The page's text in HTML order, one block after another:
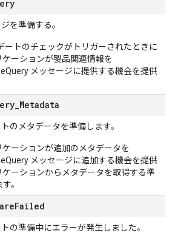
を準備する。
ートのチェックがトリガーされたときに
ーションが製品関連情報を
メッセージに提供する機会を提供
Metadata
のメタデータを準備します。
ーションが追加のメタデータを
メッセージに追加する機会を提供
ケーションからメタデータを取得する準
。
Failed
の準備中にエラーが発生しました。